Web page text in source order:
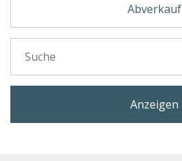
Abverkauf
Anzeigen